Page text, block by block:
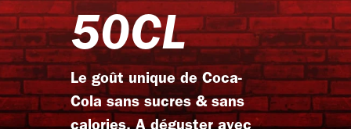
50CL
Le goût unique de Coca-
Cola sans sucres & sans
calories. A déguster avec